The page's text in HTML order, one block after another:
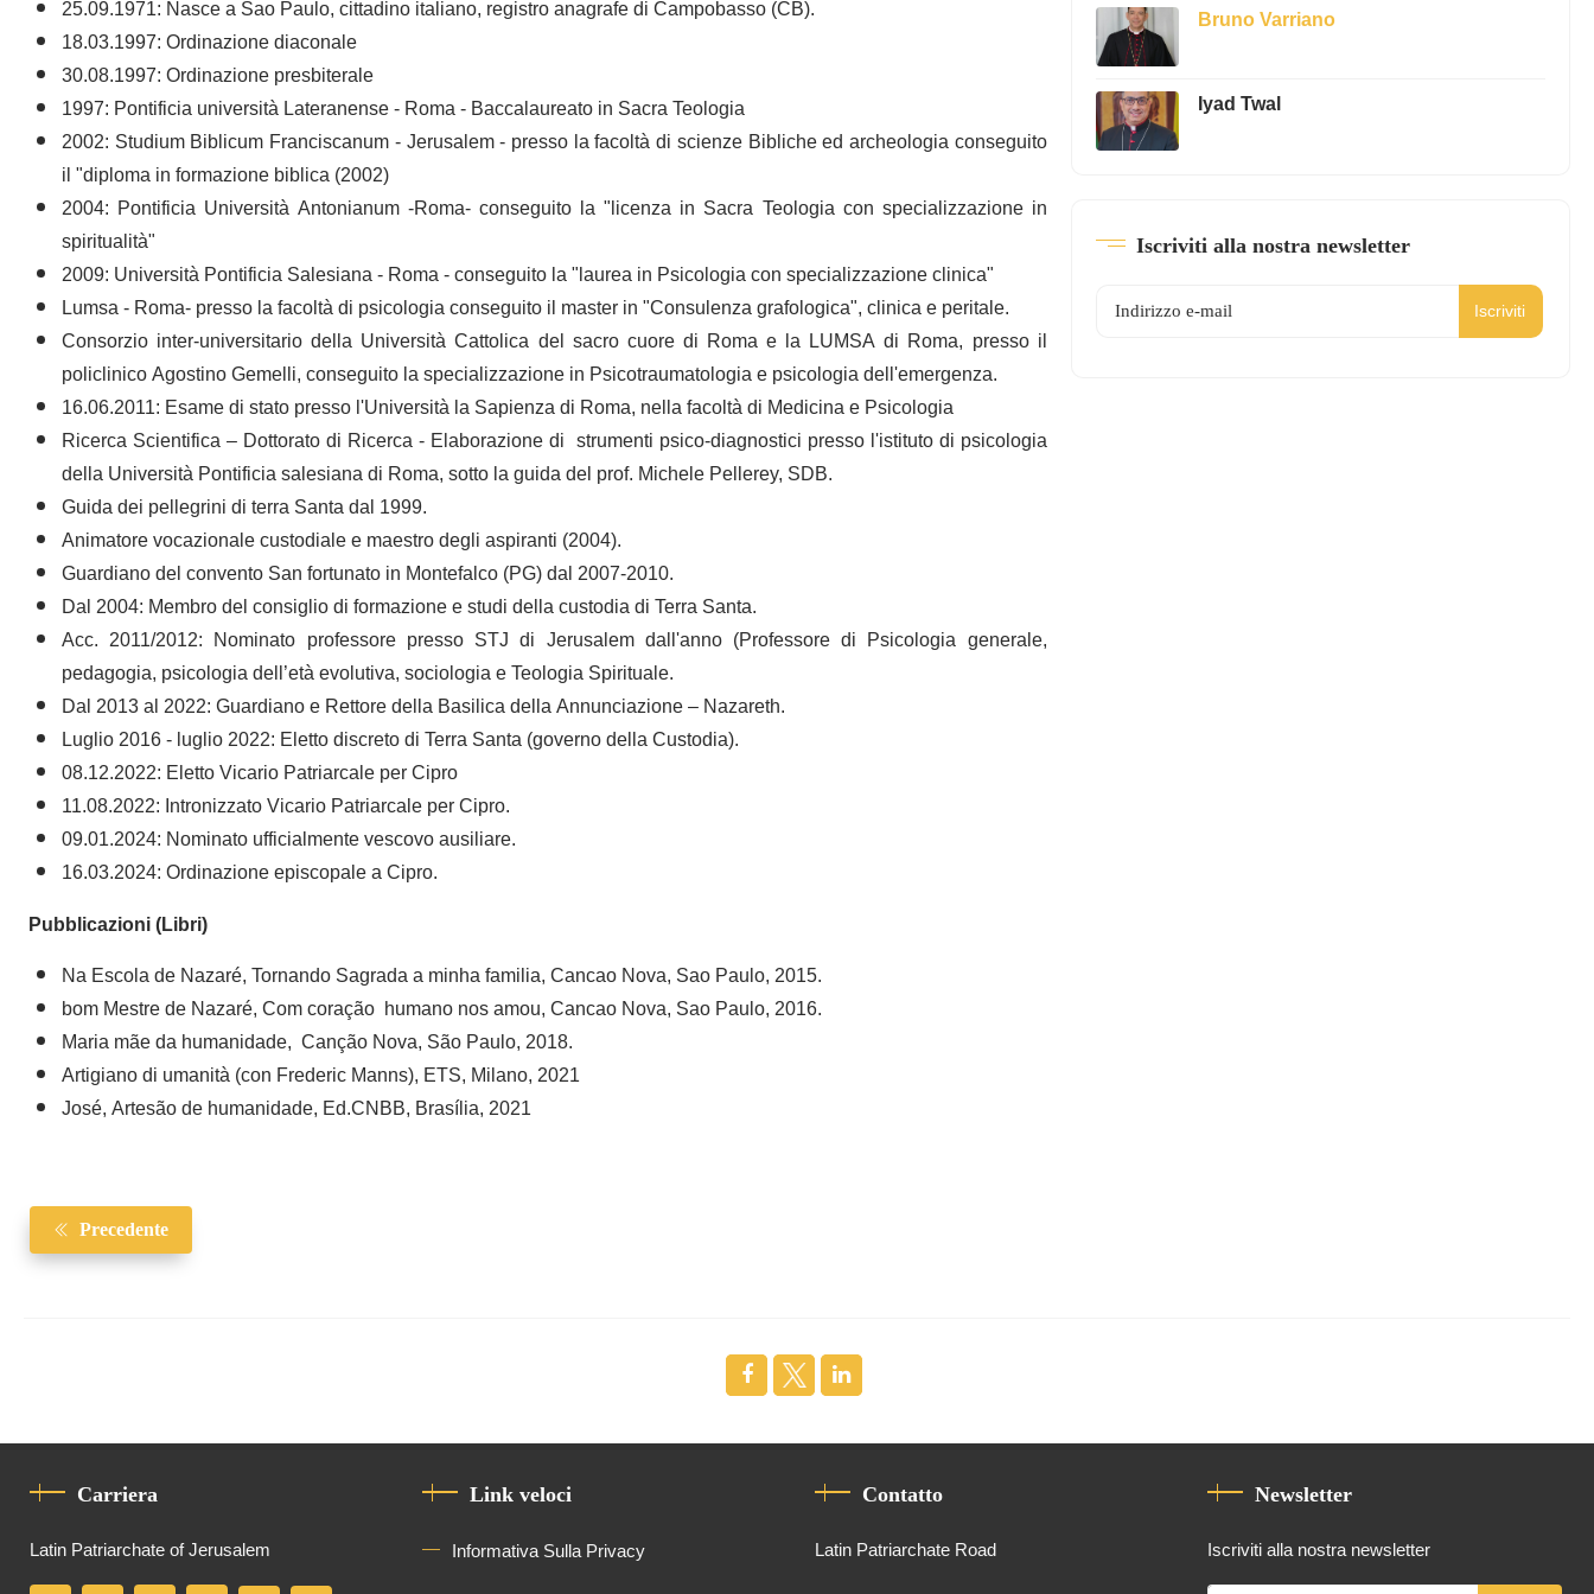
25.09.1971: Nasce a Sao Paulo, cittadino italiano, registro anagrafe di Campobasso (CB).
18.03.1997: Ordinazione diaconale
30.08.1997: Ordinazione presbiterale
1997: Pontificia università Lateranense - Roma - Baccalaureato in Sacra Teologia
2002: Studium Biblicum Franciscanum - Jerusalem - presso la facoltà di scienze Bibliche ed archeologia conseguito
il "diploma in formazione biblica (2002)
2004: Pontificia Università Antonianum -Roma- conseguito la "licenza in Sacra Teologia con specializzazione in
spiritualità"
2009: Università Pontificia Salesiana - Roma - conseguito la "laurea in Psicologia con specializzazione clinica"
Lumsa - Roma- presso la facoltà di psicologia conseguito il master in "Consulenza grafologica", clinica e peritale.
Consorzio inter-universitario della Università Cattolica del sacro cuore di Roma e la LUMSA di Roma, presso il
policlinico Agostino Gemelli, conseguito la specializzazione in Psicotraumatologia e psicologia dell'emergenza.
16.06.2011: Esame di stato presso l'Università la Sapienza di Roma, nella facoltà di Medicina e Psicologia
Ricerca Scientifica – Dottorato di Ricerca - Elaborazione di strumenti psico-diagnostici presso l'istituto di psicologia
della Università Pontificia salesiana di Roma, sotto la guida del prof. Michele Pellerey, SDB.
Guida dei pellegrini di terra Santa dal 1999.
Animatore vocazionale custodiale e maestro degli aspiranti (2004).
Guardiano del convento San fortunato in Montefalco (PG) dal 2007-2010.
Dal 2004: Membro del consiglio di formazione e studi della custodia di Terra Santa.
Acc. 2011/2012: Nominato professore presso STJ di Jerusalem dall'anno (Professore di Psicologia generale,
pedagogia, psicologia dell’età evolutiva, sociologia e Teologia Spirituale.
Dal 2013 al 2022: Guardiano e Rettore della Basilica della Annunciazione – Nazareth.
Luglio 2016 - luglio 2022: Eletto discreto di Terra Santa (governo della Custodia).
08.12.2022: Eletto Vicario Patriarcale per Cipro
11.08.2022: Intronizzato Vicario Patriarcale per Cipro.
09.01.2024: Nominato ufficialmente vescovo ausiliare.
16.03.2024: Ordinazione episcopale a Cipro.
Pubblicazioni (Libri)
Na Escola de Nazaré, Tornando Sagrada a minha familia, Cancao Nova, Sao Paulo, 2015.
bom Mestre de Nazaré, Com coração humano nos amou, Cancao Nova, Sao Paulo, 2016.
Maria mãe da humanidade, Canção Nova, São Paulo, 2018.
Artigiano di umanità (con Frederic Manns), ETS, Milano, 2021
José, Artesão de humanidade, Ed.CNBB, Brasília, 2021
Precedente
Bruno Varriano
Iyad Twal
Iscriviti alla nostra newsletter
Iscriviti
Carriera
Latin Patriarchate of Jerusalem
Link veloci
Informativa Sulla Privacy
Contatto
Latin Patriarchate Road
Newsletter
Iscriviti alla nostra newsletter